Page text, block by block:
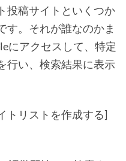
投稿サイトといくつか
す。それが誰なのかま
にアクセスして、特定
行い、検索結果に表示
トリストを作成する]